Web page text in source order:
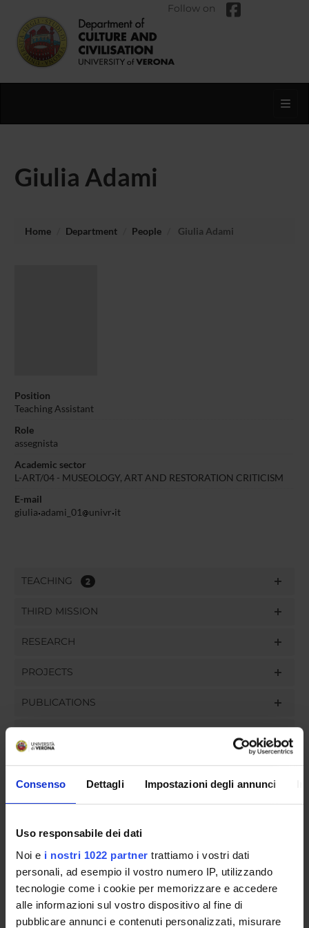
Consenso Dettagli Impostazioni degli annunci
Uso responsabile dei dati
Noi e i nostri 1022 partner trattiamo i vostri dati
personali, ad esempio il vostro numero IP, utilizzando
tecnologie come i cookie per memorizzare e accedere
alle informazioni sul vostro dispositivo al fine di
pubblicare annunci e contenuti personalizzati, misurare
Follow on
Giulia Adami
Home Department People Giulia Adami
Position
Teaching Assistant
Role
assegnista
Academic sector
L-ART/04 - MUSEOLOGY, ART AND RESTORATION CRITICISM
E-mail
giulia adami_01 univr it
TEACHING 2
THIRD MISSION
RESEARCH
PROJECTS
PUBLICATIONS
ORGANISATION
GOVERNANCE
COMMITTEES
DEPARTMENT ADMINISTRATION OFFICES